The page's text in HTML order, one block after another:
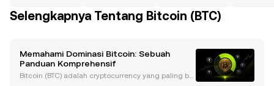
Selengkapnya Tentang Bitcoin (BTC)
Memahami Dominasi Bitcoin: Sebuah
Panduan Komprehensif
Bitcoin (BTC) adalah cryptocurrency yang paling ba